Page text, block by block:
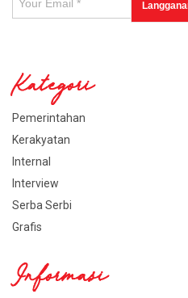
Kategori
Pemerintahan
Kerakyatan
Internal
Interview
Serba Serbi
Grafis
Informasi